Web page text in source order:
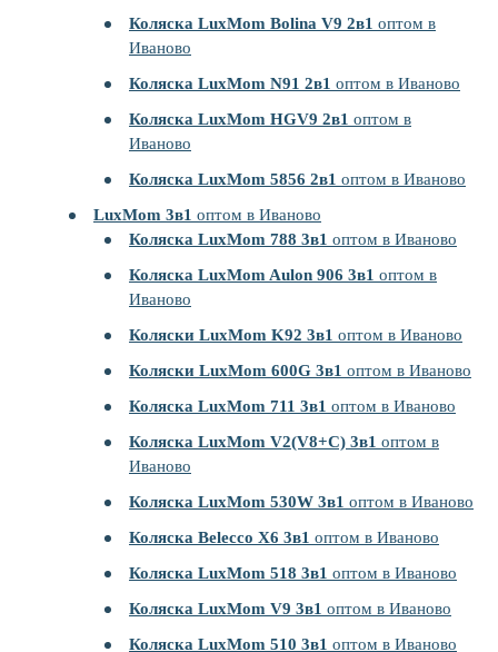
Коляска LuxMom Bolina V9 2в1 оптом в
Иваново
Коляска LuxMom N91 2в1 оптом в Иваново
Коляска LuxMom HGV9 2в1 оптом в
Иваново
Коляска LuxMom 5856 2в1 оптом в Иваново
LuxMom 3в1 оптом в Иваново
Коляска LuxMom 788 3в1 оптом в Иваново
Коляска LuxMom Aulon 906 3в1 оптом в
Иваново
Коляски LuxMom K92 3в1 оптом в Иваново
Коляски LuxMom 600G 3в1 оптом в Иваново
Коляска LuxMom 711 3в1 оптом в Иваново
Коляска LuxMom V2(V8+C) 3в1 оптом в
Иваново
Коляска LuxMom 530W 3в1 оптом в Иваново
Коляска Belecco X6 3в1 оптом в Иваново
Коляска LuxMom 518 3в1 оптом в Иваново
Коляска LuxMom V9 3в1 оптом в Иваново
Коляска LuxMom 510 3в1 оптом в Иваново